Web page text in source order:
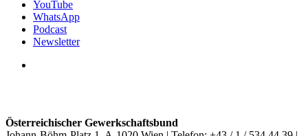
YouTube
WhatsApp
Podcast
Newsletter
Österreichischer Gewerkschaftsbund